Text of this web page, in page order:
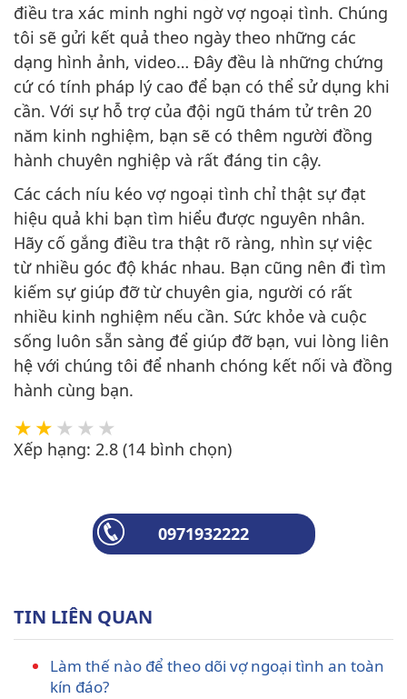
điều tra xác minh nghi ngờ vợ ngoại tình. Chúng
tôi sẽ gửi kết quả theo ngày theo những các
dạng hình ảnh, video… Đây đều là những chứng
cứ có tính pháp lý cao để bạn có thể sử dụng khi
cần. Với sự hỗ trợ của đội ngũ thám tử trên 20
năm kinh nghiệm, bạn sẽ có thêm người đồng
hành chuyên nghiệp và rất đáng tin cậy.
Các cách níu kéo vợ ngoại tình chỉ thật sự đạt
hiệu quả khi bạn tìm hiểu được nguyên nhân.
Hãy cố gắng điều tra thật rõ ràng, nhìn sự việc
từ nhiều góc độ khác nhau. Bạn cũng nên đi tìm
kiếm sự giúp đỡ từ chuyên gia, người có rất
nhiều kinh nghiệm nếu cần. Sức khỏe và cuộc
sống luôn sẵn sàng để giúp đỡ bạn, vui lòng liên
hệ với chúng tôi để nhanh chóng kết nối và đồng
hành cùng bạn.
Xếp hạng: 2.8 (14 bình chọn)
0971932222
TIN LIÊN QUAN
Làm thế nào để theo dõi vợ ngoại tình an toàn
kín đáo?